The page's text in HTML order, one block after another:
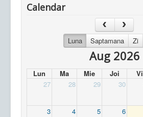
Calendar
Luna Saptamana Zi
Aug 2026
Lun Ma Mie Joi Vi
27
28 29 30
3 4 5 6